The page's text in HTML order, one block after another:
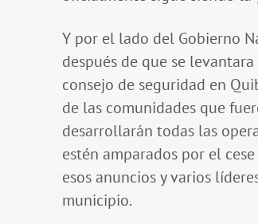
Y por el lado del Gobierno
después de que se
consejo de seguridad en
de las comunidades que
desarrollarán todas las
estén amparados por el
esos anuncios y varios
municipio.